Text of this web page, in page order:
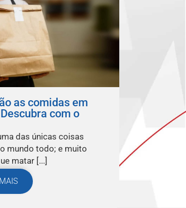
as comidas em
com o
das únicas coisas
mundo todo; e muito
matar [...]